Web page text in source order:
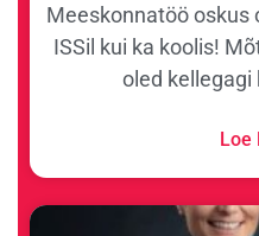
Meeskonnatöö oskus
ISSil kui ka koolis!
oled kellegagi
Loe